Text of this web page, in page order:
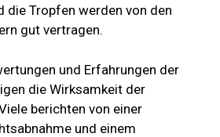
die Tropfen werden von den
gut vertragen.
und Erfahrungen der
die Wirksamkeit der
berichten von einer
und einem